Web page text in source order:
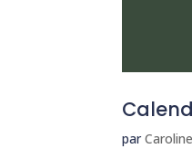
parCaroline